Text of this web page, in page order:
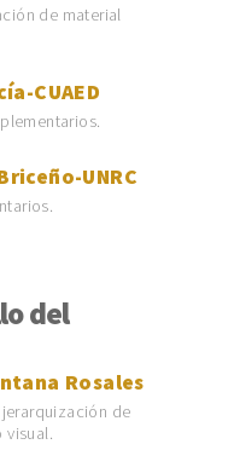
de material
CUAED
UNRC
del
Rosales
de
visual.